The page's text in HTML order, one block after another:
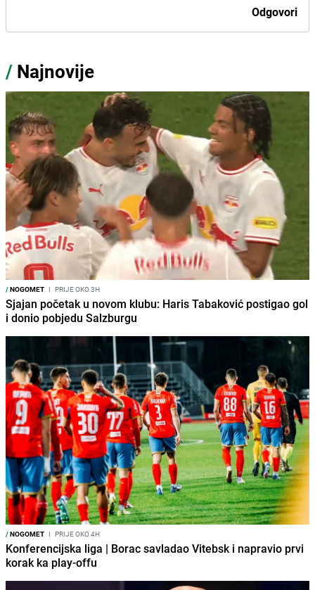
Odgovori
/ Najnovije
/NOGOMET I PRIJE OKO 3H
Sjajan početak u novom klubu: Haris Tabaković postigao gol
i donio pobjedu Salzburgu
/NOGOMET I PRIJE OKO 4H
Konferencijska liga | Borac savladao Vitebsk i napravio prvi
korak ka play-offu